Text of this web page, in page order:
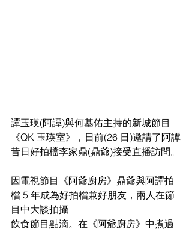
譚玉瑛(阿譚)與何基佑主持的新城節目
《QK 玉瑛室》，日前(26 日)邀請了阿譚
昔日好拍檔李家鼎(鼎爺)接受直播訪問。
因電視節目《阿爺廚房》鼎爺與阿譚拍
檔 5 年成為好拍檔兼好朋友，兩人在節
目中大談拍攝
飲食節目點滴。在《阿爺廚房》中煮過